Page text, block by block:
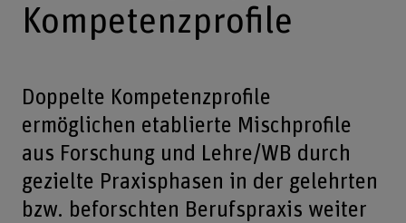
Kompetenzprofile
Doppelte Kompetenzprofile
ermöglichen etablierte Mischprofile
aus Forschung und Lehre/WB durch
gezielte Praxisphasen in der gelehrten
bzw. beforschten Berufspraxis weiter